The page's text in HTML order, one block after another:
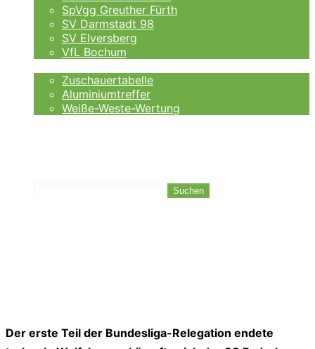
SpVgg Greuther Fürth
SV Darmstadt 98
SV Elversberg
VfL Bochum
Zuschauertabelle
Aluminiumtreffer
Weiße-Weste-Wertung
Suchen
Der erste Teil der Bundesliga-Relegation endete